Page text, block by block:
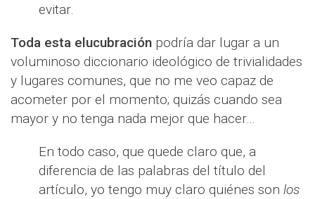
evitar.
Toda esta elucubración podría dar lugar a un
voluminoso diccionario ideológico de trivialidades
y lugares comunes, que no me veo capaz de
acometer por el momento; quizás cuando sea
mayor y no tenga nada mejor que hacer…
En todo caso, que quede claro que, a
diferencia de las palabras del título del
artículo, yo tengo muy claro quiénes son los